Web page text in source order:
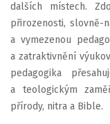
dalších místech.
přirozenosti, slovně-
a vymezenou
a zatraktivnění
pedagogika
a teologickým
přírody, nitra a Bible.